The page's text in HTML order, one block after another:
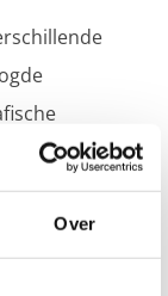
Over
bij lokale